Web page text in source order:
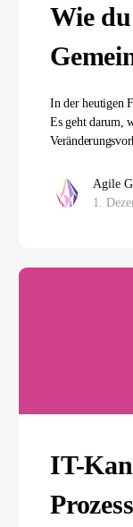
Wie
In der heutigen
Es geht darum,
Agile
1.
IT-